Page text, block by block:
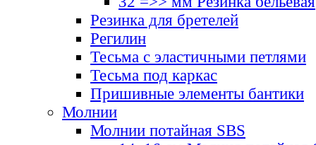
Резинка для бретелей
Регилин
Тесьма с эластичными петлями
Тесьма под каркас
Пришивные элементы бантики
Молнии
Молнии потайная SBS